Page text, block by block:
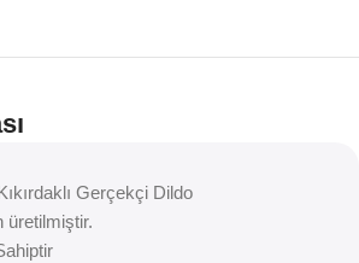
Gerçekçi Dildo
üretilmiştir.